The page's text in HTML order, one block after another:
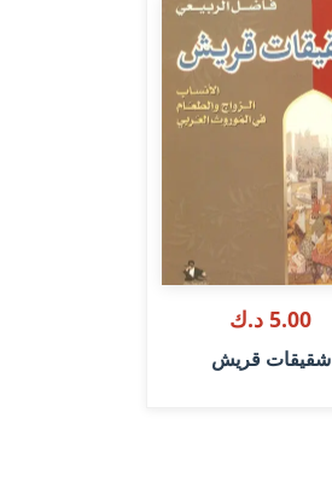
5.00 د.ك
شقيقات قريش